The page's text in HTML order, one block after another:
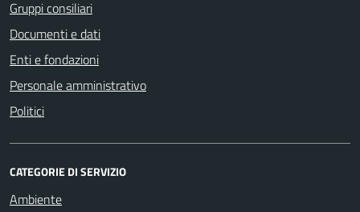
Gruppi consiliari
Documenti e dati
Enti e fondazioni
Personale amministrativo
Politici
CATEGORIE DI SERVIZIO
Ambiente